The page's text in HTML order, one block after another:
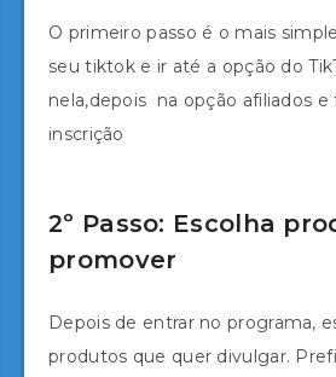
O primeiro passo é o mais
seu tiktok e ir até a opção do
nela,depois na opção afiliados e
inscrição
2º Passo: Escolha
promover
Depois de entrar no programa,
produtos que quer divulgar.